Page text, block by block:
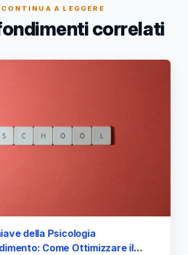
CONTINUA A LEGGERE
correlati
della Psicologia
Come Ottimizzare il